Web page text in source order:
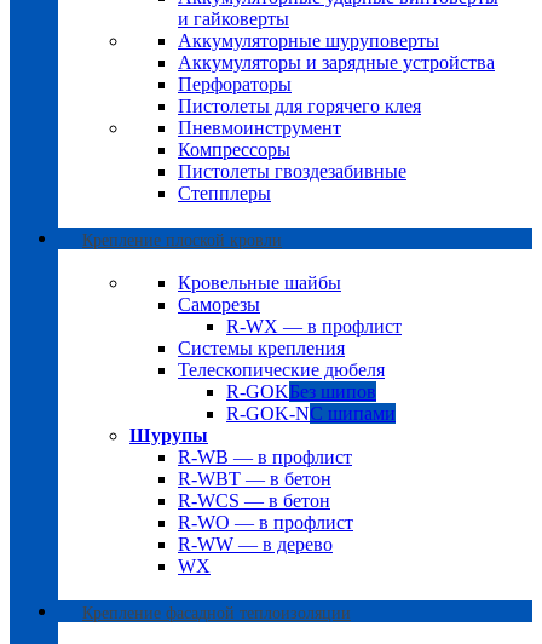
и гайковерты
Аккумуляторные шуруповерты
Аккумуляторы и зарядные устройства
Перфораторы
Пистолеты для горячего клея
Пневмоинструмент
Компрессоры
Пистолеты гвоздезабивные
Степплеры
Крепление плоской кровли
Кровельные шайбы
Саморезы
R-WX — в профлист
Системы крепления
Телескопические дюбеля
R-GOKБез шипов
R-GOK-NС шипами
Шурупы
R-WB — в профлист
R-WBT — в бетон
R-WCS — в бетон
R-WO — в профлист
R-WW — в дерево
WX
Крепление фасадной теплоизоляции